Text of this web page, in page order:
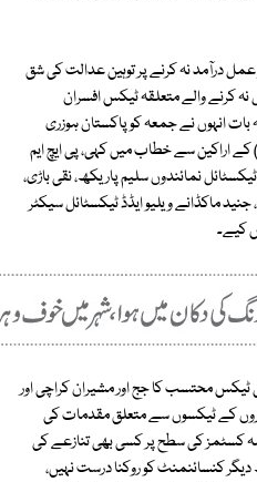
درآمد نہ کرنے پر توہین عدالت کی شق
والے متعلقہ ٹیکس افسران
بات انہوں نے جمعہ کو پاکستان ہوزری
کے اراکین سے خطاب میں کہی، پی ایچ ایم
نمائندوں سلیم پاریکھ، نقی باڑی،
ماکڈانے ویلیو ایڈڈ ٹیکسٹائل سیکٹر
کیے۔
ٹیکس محتسب کا جج اور مشیران کراچی اور
کے ٹیکسوں سے متعلق مقدمات کی
کسٹمز کی سطح پر کسی بھی تنازعے کی
کنسائنمنٹ کو روکنا درست نہیں،